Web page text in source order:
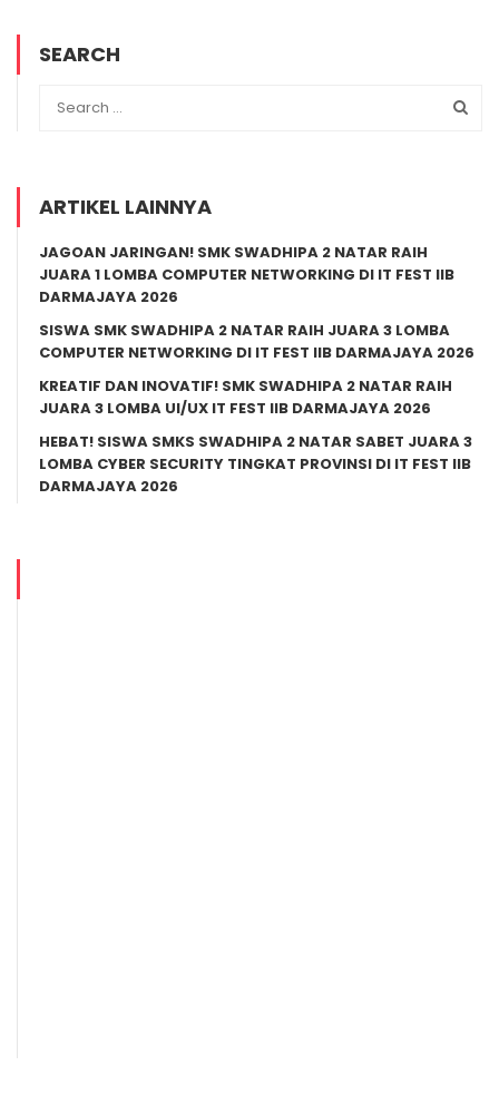
SEARCH
ARTIKEL LAINNYA
JAGOAN JARINGAN! SMK SWADHIPA 2 NATAR RAIH
JUARA 1 LOMBA COMPUTER NETWORKING DI IT FEST IIB
DARMAJAYA 2026
SISWA SMK SWADHIPA 2 NATAR RAIH JUARA 3 LOMBA
COMPUTER NETWORKING DI IT FEST IIB DARMAJAYA 2026
KREATIF DAN INOVATIF! SMK SWADHIPA 2 NATAR RAIH
JUARA 3 LOMBA UI/UX IT FEST IIB DARMAJAYA 2026
HEBAT! SISWA SMKS SWADHIPA 2 NATAR SABET JUARA 3
LOMBA CYBER SECURITY TINGKAT PROVINSI DI IT FEST IIB
DARMAJAYA 2026